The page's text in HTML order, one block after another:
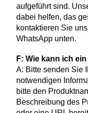
aufgeführt sind.
dabei helfen, das
kontaktieren Sie
WhatsApp unten.
F: Wie kann ich
A: Bitte senden Sie
notwendigen
bitte den
Beschreibung des